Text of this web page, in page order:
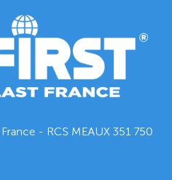
- RCS MEAUX 351 750